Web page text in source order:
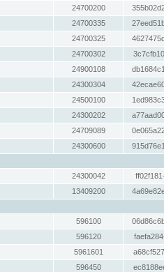
24700200
24700335
24700325
24700302
24900108
24300304
24500100
24300202
24709089
24300600
24300042
13409200
596100
596120
5961601
596450